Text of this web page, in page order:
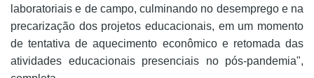
laboratoriais e de campo, culminando no desemprego e na
precarização dos projetos educacionais, em um momento
de tentativa de aquecimento econômico e retomada das
atividades educacionais presenciais no pós-pandemia",